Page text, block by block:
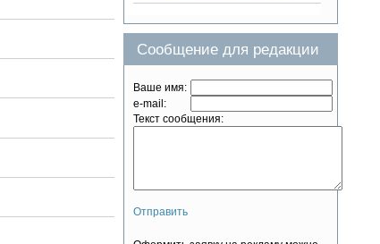
Сообщение для редакции
Ваше имя:
e-mail:
Текст сообщения:
Отправить